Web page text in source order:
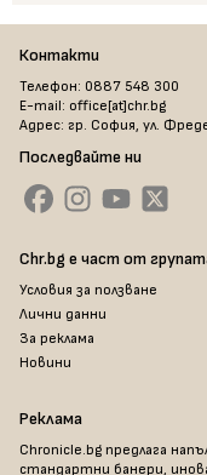
Контакти
Телефон: 0887 548 300
E-mail: office[at]chr.bg
Адрес: гр. София, ул.
Последвайте ни
Chr.bg е част от
Условия за ползване
Лични данни
За реклама
Новини
Реклама
Chronicle.bg предлага
стандартни банери,